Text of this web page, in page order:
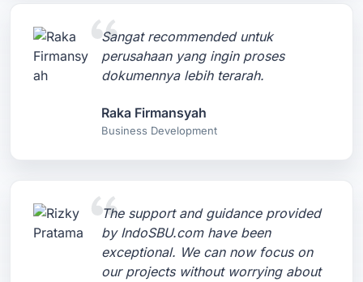
Sangat recommended untuk
perusahaan yang ingin proses
dokumennya lebih terarah.
Raka Firmansyah
Business Development
The support and guidance provided
by IndoSBU.com have been
exceptional. We can now focus on
our projects without worrying about